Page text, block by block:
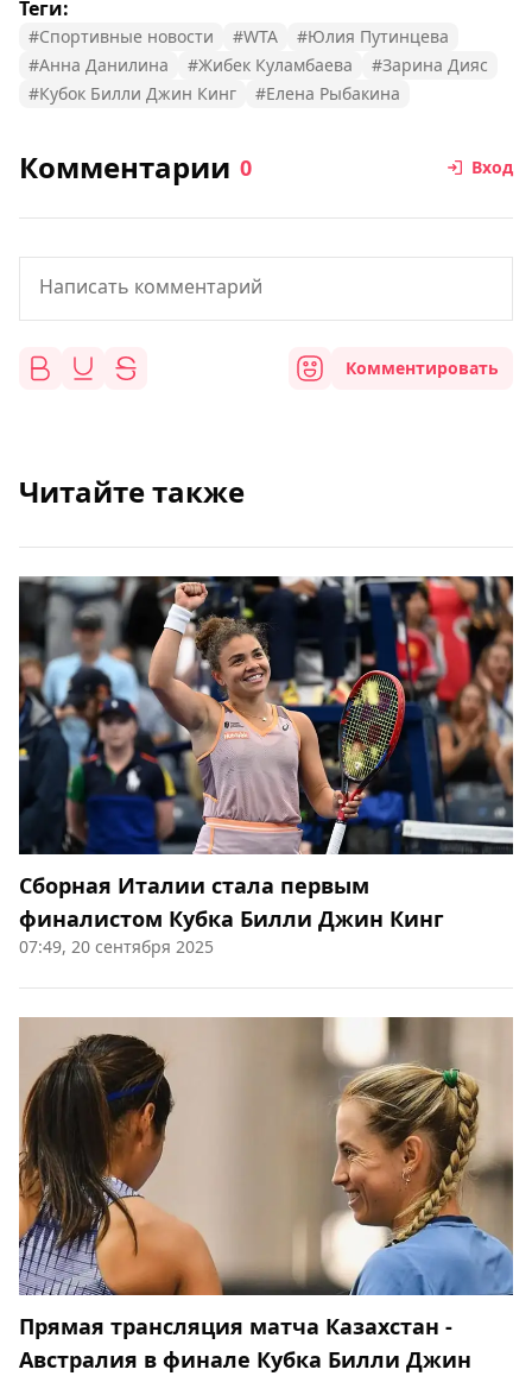
Теги:
#Спортивные новости #WTA
#Юлия Путинцева
#Анна Данилина
#Жибек Куламбаева
#Зарина Дияс
#Кубок Билли Джин Кинг
#Елена Рыбакина
Комментарии 0 Вход
Комментировать
Читайте также
Сборная Италии стала первым
финалистом Кубка Билли Джин Кинг
07:49, 20 сентября 2025
Прямая трансляция матча Казахстан -
Австралия в финале Кубка Билли Джин